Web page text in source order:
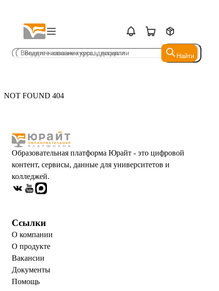
Найти
Найти
NOT FOUND 404
Образовательная платформа Юрайт - это цифровой
контент, сервисы, данные для университетов и
колледжей.
Ссылки
О компании
О продукте
Вакансии
Документы
Помощь